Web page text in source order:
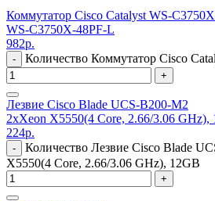
Коммутатор Cisco Catalyst WS-
WS-C3750X-48PF-L
982р.
- Количество Коммутатор Cisco
+
Лезвие Cisco Blade UCS-B200-M2
2xXeon X5550(4 Core, 2.66/3.06 GHz),
224р.
-
Количество Лезвие Cisco Blade
X5550(4 Core, 2.66/3.06 GHz), 12GB
+